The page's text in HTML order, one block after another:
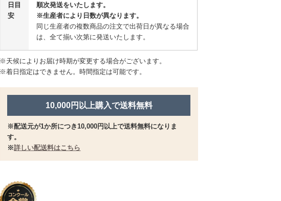
日目
安
順次発送をいたします。
※生産者により日数が異なります。
同じ生産者の複数商品の注文で出荷日が異なる場合
は、全て揃い次第に発送いたします。
※天候によりお届け時期が変更する場合がございます。
※着日指定はできません。時間指定は可能です。
10,000円以上購入で送料無料
※配送元が1か所につき10,000円以上で送料無料になりま
す。
※詳しい配送料はこちら